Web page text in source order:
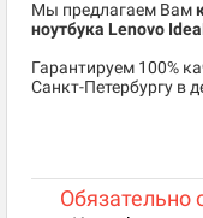
Мы предлагаем Вам
ноутбука Lenovo
​Гарантируем 100%
Санкт-Петербургу в
Обязательно